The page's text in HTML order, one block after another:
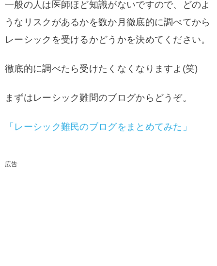
一般の人は医師ほど知識がないですので、どのよ
うなリスクがあるかを数か月徹底的に調べてから
レーシックを受けるかどうかを決めてください。
徹底的に調べたら受けたくなくなりますよ(笑)
まずはレーシック難問のブログからどうぞ。
「レーシック難民のブログをまとめてみた」
広告